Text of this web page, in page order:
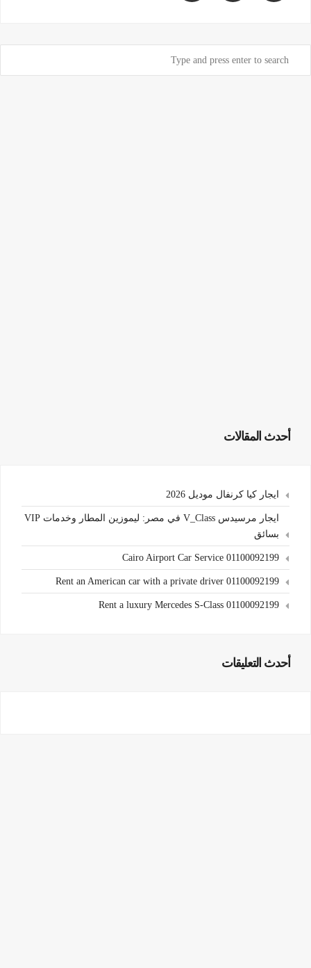
أحدث المقالات
ايجار كيا كرنفال موديل 2026
ايجار مرسيدس V_Class في مصر: ليموزين المطار وخدمات VIP
بسائق
Cairo Airport Car Service 01100092199
Rent an American car with a private driver 01100092199
Rent a luxury Mercedes S-Class 01100092199
أحدث التعليقات